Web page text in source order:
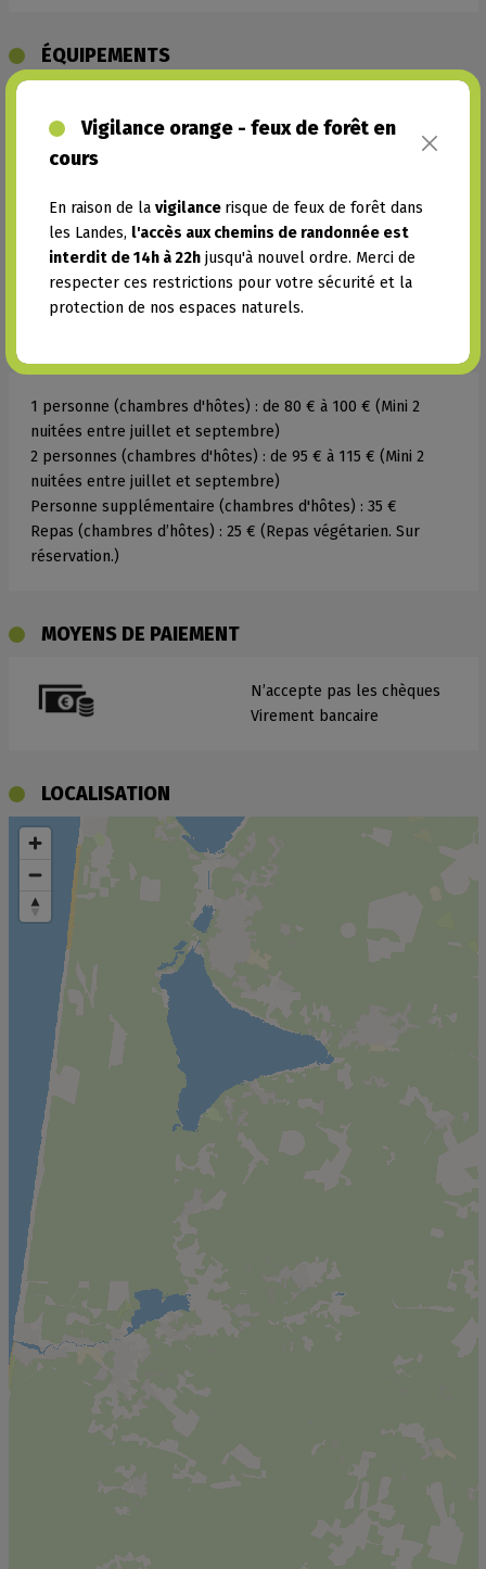
Vigilance orange - feux de forêt en
cours
En raison de la vigilance risque de feux de forêt dans
les Landes, l'accès aux chemins de randonnée est
interdit de 14h à 22h jusqu'à nouvel ordre. Merci de
respecter ces restrictions pour votre sécurité et la
protection de nos espaces naturels.
ÉQUIPEMENTS
Piscine partagée
SERVICES
1 personne (chambres d'hôtes) : de 80 € à 100 € (Mini 2
nuitées entre juillet et septembre)
2 personnes (chambres d'hôtes) : de 95 € à 115 € (Mini 2
nuitées entre juillet et septembre)
Personne supplémentaire (chambres d'hôtes) : 35 €
Repas (chambres d’hôtes) : 25 € (Repas végétarien. Sur
réservation.)
MOYENS DE PAIEMENT
N’accepte pas les chèques
Virement bancaire
LOCALISATION